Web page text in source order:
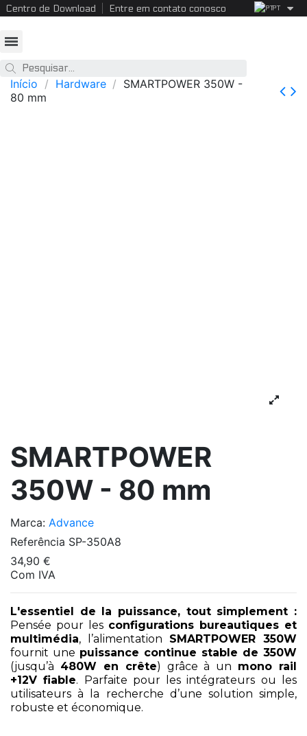
Centro de Download Entre em contato conosco PT
Início Hardware
SMARTPOWER 350W -
80 mm
SMARTPOWER
350W - 80 mm
Marca: Advance
Referência SP-350A8
34,90 €
Com IVA
L'essentiel de la puissance, tout simplement :
Pensée pour les configurations bureautiques et
multimédia, l’alimentation SMARTPOWER 350W
fournit une puissance continue stable de 350W
(jusqu’à 480W en crête) grâce à un mono rail
+12V fiable. Parfaite pour les intégrateurs ou les
utilisateurs à la recherche d’une solution simple,
robuste et économique.